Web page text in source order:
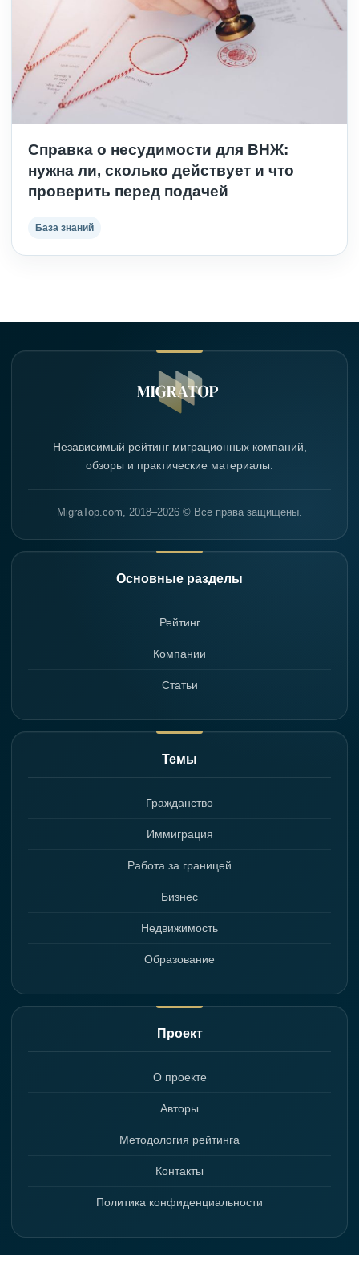
Справка о несудимости для ВНЖ:
нужна ли, сколько действует и что
проверить перед подачей
База знаний
Независимый рейтинг миграционных компаний,
обзоры и практические материалы.
MigraTop.com, 2018–2026 © Все права защищены.
Основные разделы
Рейтинг
Компании
Статьи
Темы
Гражданство
Иммиграция
Работа за границей
Бизнес
Недвижимость
Образование
Проект
О проекте
Авторы
Методология рейтинга
Контакты
Политика конфиденциальности